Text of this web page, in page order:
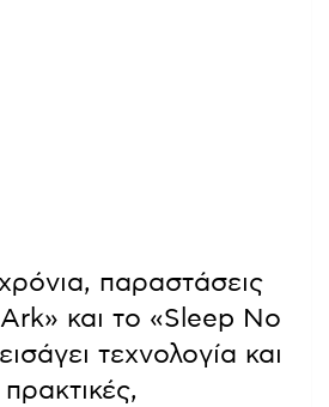
παραστάσεις
και το «Sleep No
τεχνολογία και